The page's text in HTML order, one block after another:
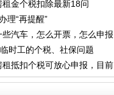
租金个税扣除最新18问
理“再提醒”
汽车，怎么开票，怎么申报
时工的个税、社保问题
租抵扣个税可放心申报，目前
租税